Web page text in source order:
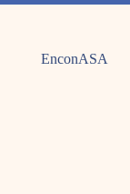
EnconASA